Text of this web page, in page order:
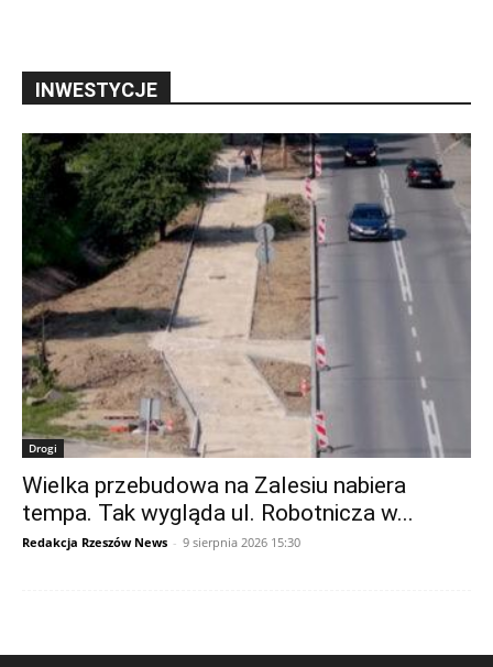
INWESTYCJE
Drogi
Wielka przebudowa na Zalesiu nabiera
tempa. Tak wygląda ul. Robotnicza w...
Redakcja Rzeszów News - 9 sierpnia 2026 15:30